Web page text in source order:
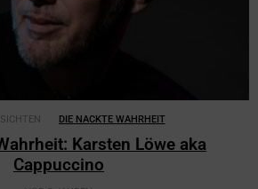
DIE NACKTE WAHRHEIT
Karsten Löwe aka
Cappuccino